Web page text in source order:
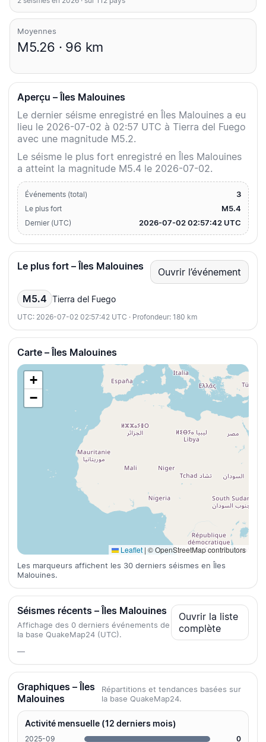
Moyennes
M5.26 · 96 km
Aperçu – Îles Malouines
Le dernier séisme enregistré en Îles Malouines a eu
lieu le 2026-07-02 à 02:57 UTC à Tierra del Fuego
avec une magnitude M5.2.
Le séisme le plus fort enregistré en Îles Malouines
a atteint la magnitude M5.4 le 2026-07-02.
Événements (total) 3
Le plus fort M5.4
Dernier (UTC) 2026-07-02 02:57:42 UTC
Le plus fort – Îles Malouines Ouvrir l’événement
M5.4 Tierra del Fuego
UTC: 2026-07-02 02:57:42 UTC · Profondeur: 180 km
Carte – Îles Malouines
+
−
Leaflet | © OpenStreetMap contributors
Les marqueurs affichent les 30 derniers séismes en Îles
Malouines.
Séismes récents – Îles Malouines
Affichage des 0 derniers événements de
la base QuakeMap24 (UTC).
Ouvrir la liste
complète
—
Graphiques – Îles
Malouines
Répartitions et tendances basées sur
la base QuakeMap24.
Activité mensuelle (12 derniers mois)
2025-09
0